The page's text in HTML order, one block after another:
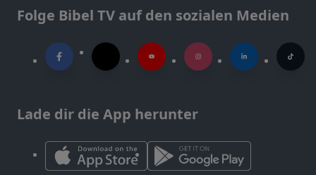
Folge Bibel TV auf den sozialen Medien
Lade dir die App herunter